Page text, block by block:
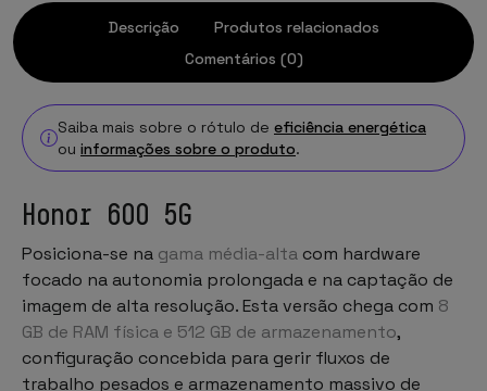
Descrição
Produtos relacionados
Comentários (0)
Saiba mais sobre o rótulo de eficiência energética
ou informações sobre o produto.
Honor 600 5G
Posiciona-se na gama média-alta com hardware
focado na autonomia prolongada e na captação de
imagem de alta resolução. Esta versão chega com 8
GB de RAM física e 512 GB de armazenamento,
configuração concebida para gerir fluxos de
trabalho pesados e armazenamento massivo de